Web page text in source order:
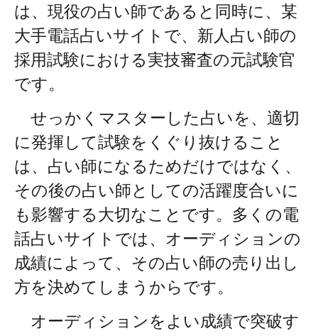
は、現役の占い師であると同時に、某
大手電話占いサイトで、新人占い師の
採用試験における実技審査の元試験官
です。
せっかくマスターした占いを、適切
に発揮して試験をくぐり抜けること
は、占い師になるためだけではなく、
その後の占い師としての活躍度合いに
も影響する大切なことです。多くの電
話占いサイトでは、オーディションの
成績によって、その占い師の売り出し
方を決めてしまうからです。
オーディションをよい成績で突破す